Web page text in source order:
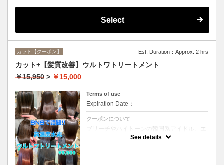
Select
カット【クーポン】 Est. Duration：Approx. 2 hrs
カット+【髪質改善】ウルトワトリートメント
￥15,950 > ￥15,000
Terms of use
Expiration Date：
クーポンについて
ブリーチやハイトーンの韓国系アイドル、エ
イジング毛にお悩みの美魔女も夢中！全ての
See details